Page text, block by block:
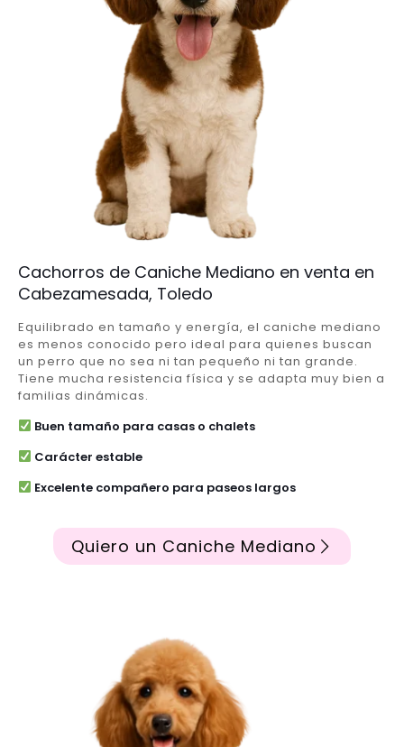
Cachorros de Caniche Mediano en venta en
Cabezamesada, Toledo
Equilibrado en tamaño y energía, el caniche mediano
es menos conocido pero ideal para quienes buscan
un perro que no sea ni tan pequeño ni tan grande.
Tiene mucha resistencia física y se adapta muy bien a
familias dinámicas.
Buen tamaño para casas o chalets
Carácter estable
Excelente compañero para paseos largos
Quiero un Caniche Mediano